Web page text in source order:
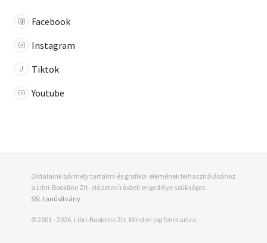
Facebook
Instagram
Tiktok
Youtube
Oldalaink bármely tartalmi és grafikai elemének felhasználásához
a Libri-Bookline Zrt. előzetes írásbeli engedélye szükséges.
SSL tanúsítvány
© 2001 - 2026, Libri-Bookline Zrt. Minden jog fenntartva.